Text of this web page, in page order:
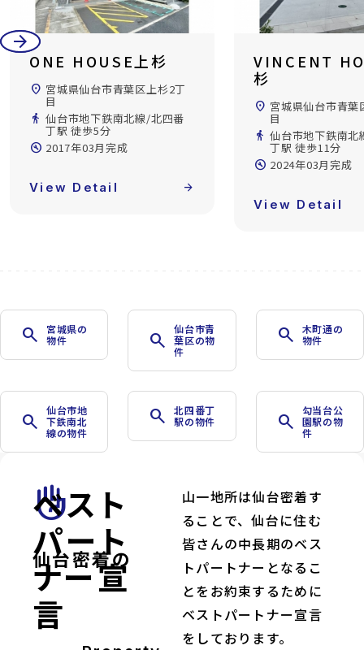
arrow_back
arrow_forward
ONE HOUSE上杉
location_on 宮城県仙台市青葉区上杉2丁
目
directions_walk 仙台市地下鉄南北線/北四番
丁駅 徒歩5分
build_circle 2017年03月完成
View Detail arrow_forward
VINCENT
杉
location_on 宮城県仙台市青葉
目
directions_walk 仙台市地下鉄南北
丁駅 徒歩11分
build_circle 2024年03月完成
View Detail
search
宮城県の
物件
search
仙台市青
葉区の物
件
search
木町通の
物件
search
仙台市地
下鉄南北
線の物件
search
北四番丁
駅の物件
search
勾当台公
園駅の物
件
front_hand
仙台密着の
ベスト
パート
ナー宣
言
山一地所は仙台密着す
ることで、仙台に住む
皆さんの中長期のベス
トパートナーとなるこ
とをお約束するために
ベストパートナー宣言
をしております。